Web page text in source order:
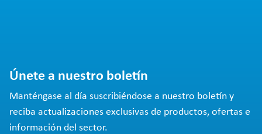
Únete a nuestro boletín
Manténgase al día suscribiéndose a nuestro boletín y
reciba actualizaciones exclusivas de productos, ofertas e
información del sector.